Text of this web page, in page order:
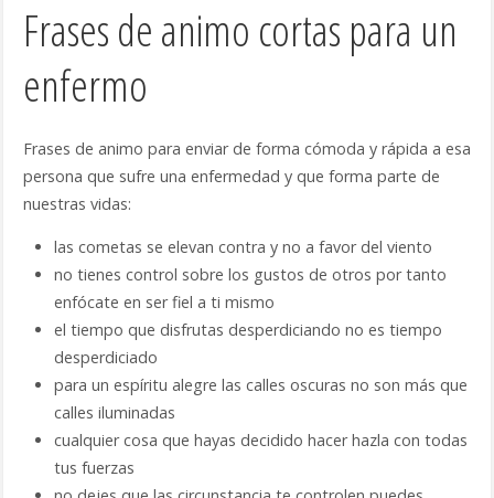
Frases de animo cortas para un
enfermo
Frases de animo para enviar de forma cómoda y rápida a esa
persona que sufre una enfermedad y que forma parte de
nuestras vidas:
las cometas se elevan contra y no a favor del viento
no tienes control sobre los gustos de otros por tanto
enfócate en ser fiel a ti mismo
el tiempo que disfrutas desperdiciando no es tiempo
desperdiciado
para un espíritu alegre las calles oscuras no son más que
calles iluminadas
cualquier cosa que hayas decidido hacer hazla con todas
tus fuerzas